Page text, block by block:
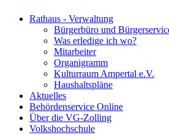
Rathaus - Verwaltung
Bürgerbüro und
Was erledige ich wo?
Mitarbeiter
Organigramm
Kulturraum Ampertal e.V.
Haushaltspläne
Aktuelles
Behördenservice Online
Über die VG-Zolling
Volkshochschule